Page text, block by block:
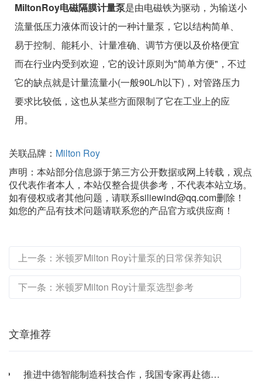
MiltonRoy电磁隔膜计量泵是由电磁铁为驱动，为输送小
流量低压力液体而设计的一种计量泵，它以结构简单、
易于控制、能耗小、计量准确、调节方便以及价格便宜
而在行业内受到欢迎，它的设计原则为"简单方便"，不过
它的缺点就是计量流量小(一般90L/h以下)，对管路压力
要求比较低，这也从某些方面限制了它在工业上的应
用。
关联品牌： Milton Roy
声明：本站部分信息源于第三方公开数据或网上转载，观点
仅代表作者本人，本站仅整合提供参考，不代表本站立场。
如有侵权或者其他问题，请联系siliewind@qq.com删除！
如您的产品有技术问题请联系您的产品官方或供应商！
上一条：米顿罗Milton Roy计量泵的日常保养知识
下一条：米顿罗Milton Roy计量泵选型参考
文章推荐
推进中德智能制造科技合作，我国专家再赴德国讨...